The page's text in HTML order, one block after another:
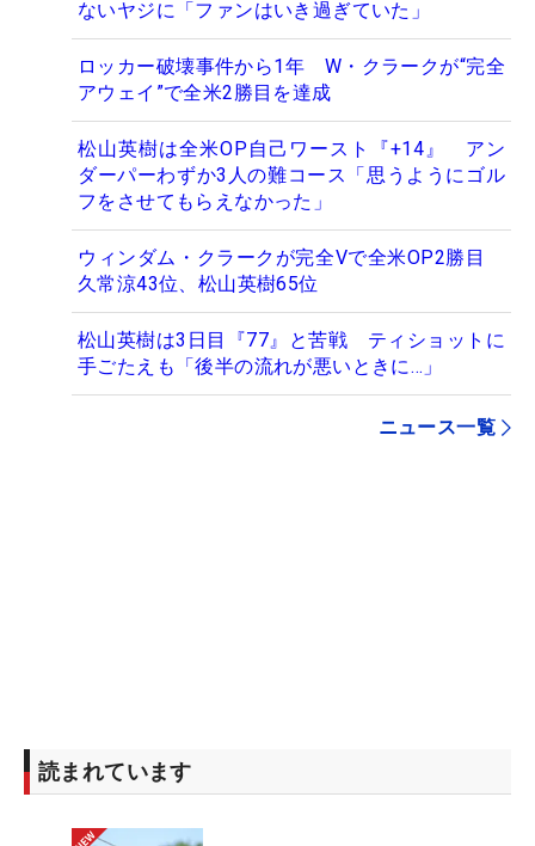
ないヤジに「ファンはいき過ぎていた」
ロッカー破壊事件から1年 W・クラークが“完全
アウェイ”で全米2勝目を達成
松山英樹は全米OP自己ワースト『+14』 アン
ダーパーわずか3人の難コース「思うようにゴル
フをさせてもらえなかった」
ウィンダム・クラークが完全Vで全米OP2勝目
久常涼43位、松山英樹65位
松山英樹は3日目『77』と苦戦 ティショットに
手ごたえも「後半の流れが悪いときに…」
ニュース一覧
読まれています